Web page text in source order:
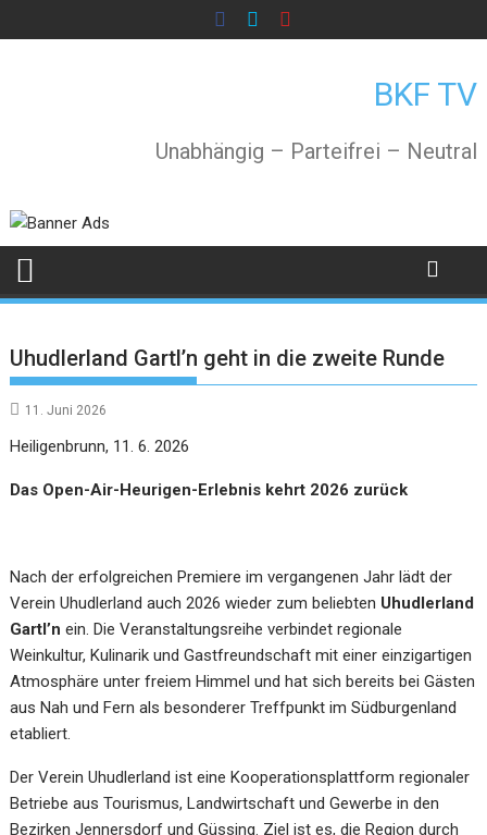
to
BKF TV
Unabhängig – Parteifrei – Neutral
Uhudlerland Gartl’n geht in die zweite Runde
11. Juni 2026
Heiligenbrunn, 11. 6. 2026
Das Open-Air-Heurigen-Erlebnis kehrt 2026 zurück
Nach der erfolgreichen Premiere im vergangenen Jahr lädt der
Verein Uhudlerland auch 2026 wieder zum beliebten Uhudlerland
Gartl’n ein. Die Veranstaltungsreihe verbindet regionale
Weinkultur, Kulinarik und Gastfreundschaft mit einer einzigartigen
Atmosphäre unter freiem Himmel und hat sich bereits bei Gästen
aus Nah und Fern als besonderer Treffpunkt im Südburgenland
etabliert.
Der Verein Uhudlerland ist eine Kooperationsplattform regionaler
Betriebe aus Tourismus, Landwirtschaft und Gewerbe in den
Bezirken Jennersdorf und Güssing. Ziel ist es, die Region durch